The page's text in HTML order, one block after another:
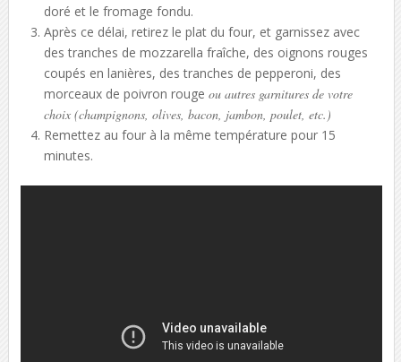
doré et le fromage fondu.
Après ce délai, retirez le plat du four, et garnissez avec
des tranches de mozzarella fraîche, des oignons rouges
coupés en lanières, des tranches de pepperoni, des
morceaux de poivron rouge ou autres garnitures de votre
choix (champignons, olives, bacon, jambon, poulet, etc.)
Remettez au four à la même température pour 15
minutes.